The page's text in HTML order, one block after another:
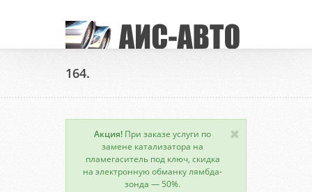
164.
Акция! При заказе услуги по
замене катализатора на
пламегаситель под ключ, скидка
на электронную обманку лямбда-
зонда — 50%.